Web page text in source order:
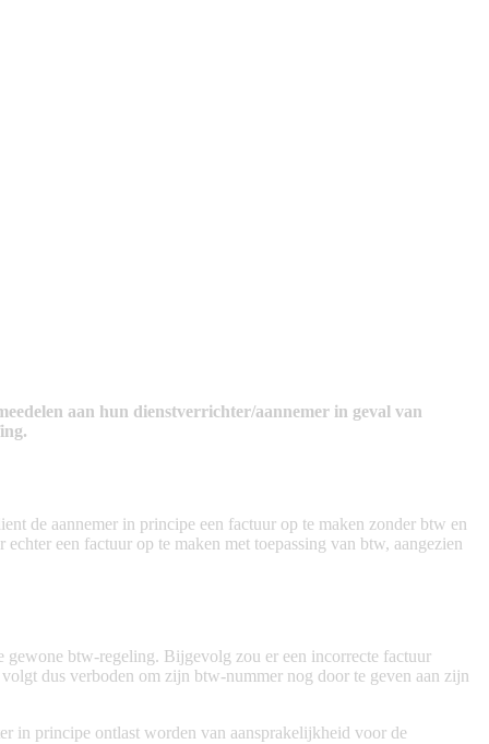
aan hun dienstverrichter/aannemer in geval van
de aannemer in principe een factuur op te maken zonder btw en
een factuur op te maken met toepassing van btw, aangezien
btw-regeling. Bijgevolg zou er een incorrecte factuur
dus verboden om zijn btw-nummer nog door te geven aan zijn
in principe ontlast worden van aansprakelijkheid voor de